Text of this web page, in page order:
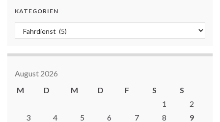
KATEGORIEN
Kategorien
August 2026
M
D M D F S
S
1
2
3
4 5 6 7 8 9